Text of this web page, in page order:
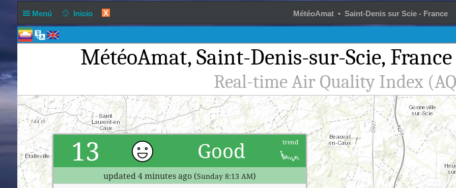
Menú Inicio X MétéoAmat • Saint-Denis sur Scie - France